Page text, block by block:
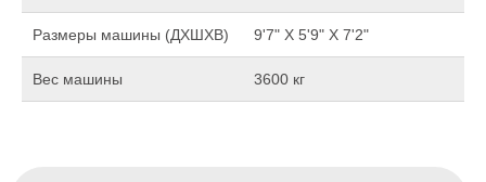
Размеры машины (ДXШXВ) 9'7" X 5'9" X 7'2"
Вес машины 3600 кг